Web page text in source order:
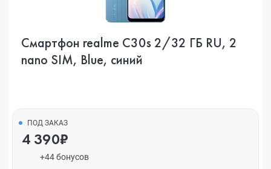
Смартфон realme C30s 2/32 ГБ RU, 2
nano SIM, Blue, синий
ПОД ЗАКАЗ
4 390₽
+44 бонусов